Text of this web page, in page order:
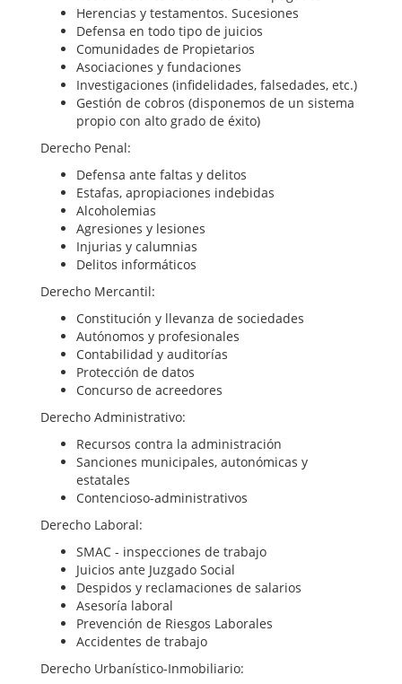
Herencias y testamentos. Sucesiones
Defensa en todo tipo de juicios
Comunidades de Propietarios
Asociaciones y fundaciones
Investigaciones (infidelidades, falsedades, etc.)
Gestión de cobros (disponemos de un sistema
propio con alto grado de éxito)
Derecho Penal:
Defensa ante faltas y delitos
Estafas, apropiaciones indebidas
Alcoholemias
Agresiones y lesiones
Injurias y calumnias
Delitos informáticos
Derecho Mercantil:
Constitución y llevanza de sociedades
Autónomos y profesionales
Contabilidad y auditorías
Protección de datos
Concurso de acreedores
Derecho Administrativo:
Recursos contra la administración
Sanciones municipales, autonómicas y
estatales
Contencioso-administrativos
Derecho Laboral:
SMAC - inspecciones de trabajo
Juicios ante Juzgado Social
Despidos y reclamaciones de salarios
Asesoría laboral
Prevención de Riesgos Laborales
Accidentes de trabajo
Derecho Urbanístico-Inmobiliario: